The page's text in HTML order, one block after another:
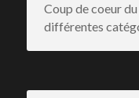
Coup de coeur
différentes